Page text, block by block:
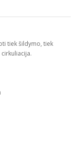
tiek šildymo, tiek